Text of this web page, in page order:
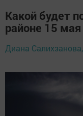
Какой будет
районе 15
Диана Салихзанова,